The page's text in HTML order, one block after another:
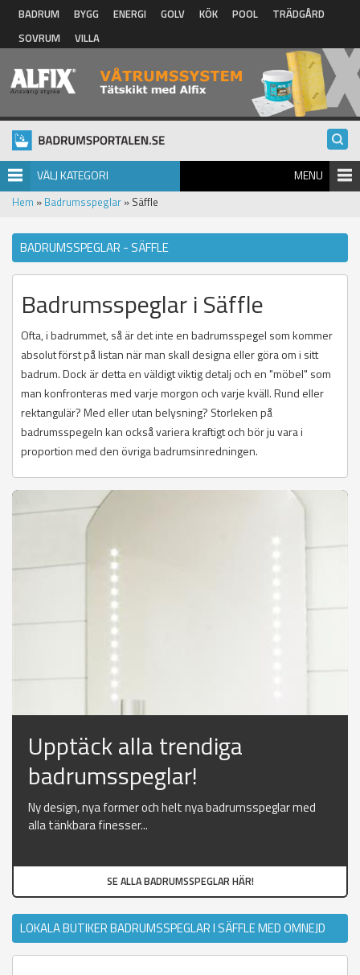
Hoppa till huvudinnehåll
BADRUM BYGG ENERGI GOLV KÖK POOL
TRÄDGÅRD
SOVRUM
VILLA
VÄLJ KATEGORI MENU
Hem » Badrumsspeglar » Säffle
BADRUMSSPEGLAR - SÄFFLE
Badrumsspeglar i Säffle
Ofta, i badrummet, så är det inte en badrumsspegel som kommer
absolut först på listan när man skall designa eller göra om i sitt
badrum. Dock är detta en väldigt viktig detalj och en "möbel" som
man konfronteras med varje morgon och varje kväll. Rund eller
rektangulär? Med eller utan belysning? Storleken på
badrumsspegeln kan också variera kraftigt och bör ju vara i
proportion med den övriga badrumsinredningen.
Upptäck alla trendiga
badrumsspeglar!
Ny design, nya former och helt nya badrumsspeglar med
alla tänkbara finesser...
SE ALLA BADRUMSSPEGLAR HÄR!
LOKALA BUTIKER BADRUMSSPEGLAR I SÄFFLE MED OMNEJD